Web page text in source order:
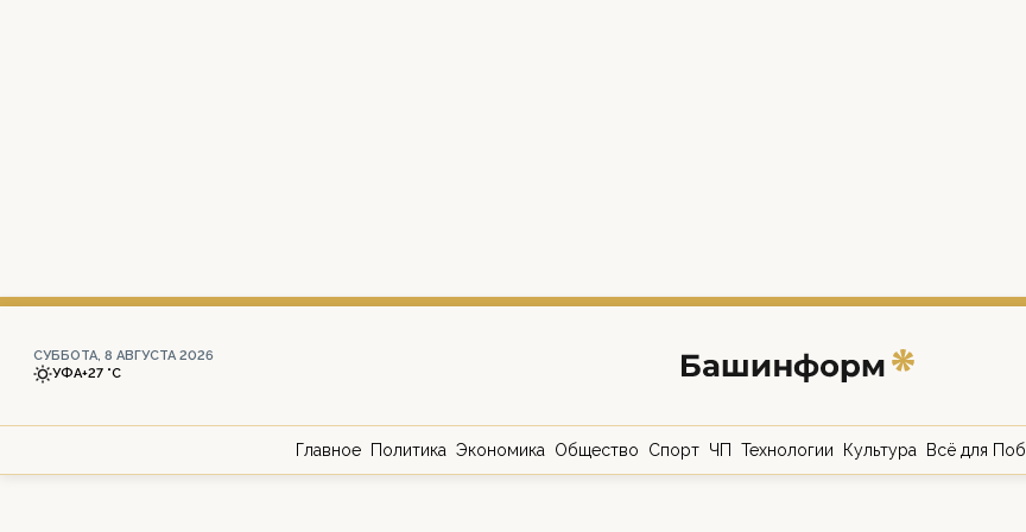
СУББОТА, 8 АВГУСТА 2026
УФА+27 °С
Главное Политика Экономика Общество Спорт ЧП Технологии Культура Всё для